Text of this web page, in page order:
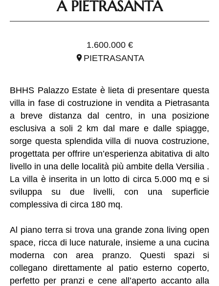
A PIETRASANTA
1.600.000 €
PIETRASANTA
BHHS Palazzo Estate è lieta di presentare questa
villa in fase di costruzione in vendita a Pietrasanta
a breve distanza dal centro, in una posizione
esclusiva a soli 2 km dal mare e dalle spiagge,
sorge questa splendida villa di nuova costruzione,
progettata per offrire un’esperienza abitativa di alto
livello in una delle località più ambite della Versilia .
La villa è inserita in un lotto di circa 5.000 mq e si
sviluppa su due livelli, con una superficie
complessiva di circa 180 mq.
Al piano terra si trova una grande zona living open
space, ricca di luce naturale, insieme a una cucina
moderna con area pranzo. Questi spazi si
collegano direttamente al patio esterno coperto,
perfetto per pranzi e cene all’aperto accanto alla